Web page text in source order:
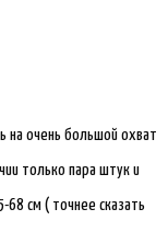
на очень большой охват
только пара штук и
68 см ( точнее сказать